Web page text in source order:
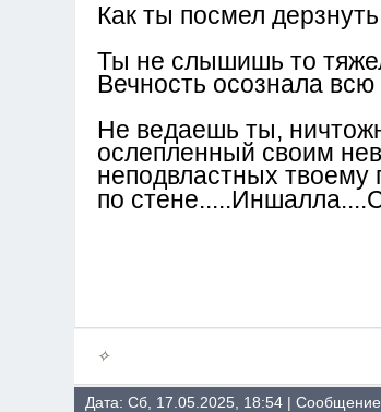
Как ты посмел
Ты не слышишь то
Вечность осознала
Не ведаешь ты,
ослепленный своим
неподвластных
по
✧
Дата: Сб, 17.05.2025, 18:54 |